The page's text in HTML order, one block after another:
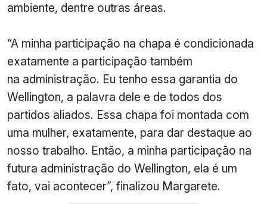
ambiente, dentre outras áreas.
“A minha participação na chapa é condicionada
exatamente a participação também
na administração. Eu tenho essa garantia do
Wellington, a palavra dele e de todos dos
partidos aliados. Essa chapa foi montada com
uma mulher, exatamente, para dar destaque ao
nosso trabalho. Então, a minha participação na
futura administração do Wellington, ela é um
fato, vai acontecer”, finalizou Margarete.